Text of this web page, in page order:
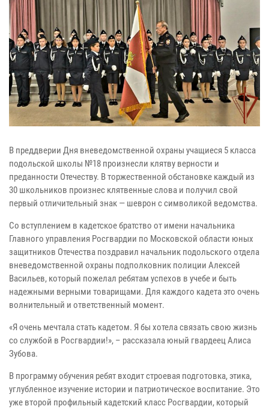
В преддверии Дня вневедомственной охраны учащиеся 5 класса
подольской школы №18 произнесли клятву верности и
преданности Отечеству. В торжественной обстановке каждый из
30 школьников произнес клятвенные слова и получил свой
первый отличительный знак — шеврон с символикой ведомства.
Со вступлением в кадетское братство от имени начальника
Главного управления Росгвардии по Московской области юных
защитников Отечества поздравил начальник подольского отдела
вневедомственной охраны подполковник полиции Алексей
Васильев, который пожелал ребятам успехов в учебе и быть
надежными верными товарищами. Для каждого кадета это очень
волнительный и ответственный момент.
«Я очень мечтала стать кадетом. Я бы хотела связать свою жизнь
со службой в Росгвардии!», – рассказала юный гвардеец Алиса
Зубова.
В программу обучения ребят входит строевая подготовка, этика,
углубленное изучение истории и патриотическое воспитание. Это
уже второй профильный кадетский класс Росгвардии, который